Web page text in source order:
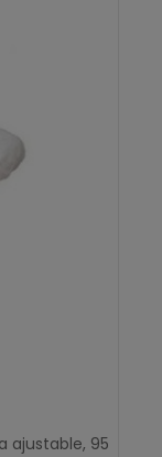
ajustable, 95